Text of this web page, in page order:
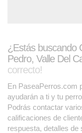
¿Estás buscando
Pedro, Valle Del
correcto!
En PaseaPerros.com
ayudarán a ti y tu
Podrás contactar
calificaciones de
respuesta, detalles